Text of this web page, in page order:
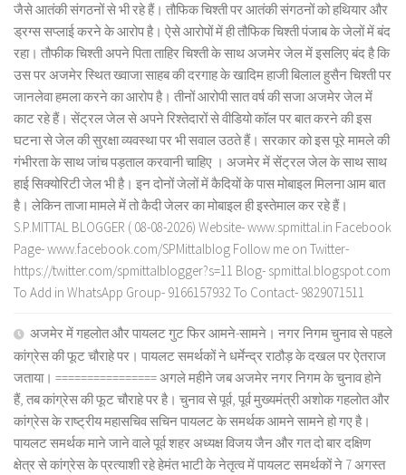
जैसे आतंकी संगठनों से भी रहे हैं। तौफिक चिश्ती पर आतंकी संगठनों को हथियार और
ड्रग्स सप्लाई करने के आरोप है। ऐसे आरोपों में ही तौफिक चिश्ती पंजाब के जेलों में बंद
रहा। तौफीक चिश्ती अपने पिता ताहिर चिश्ती के साथ अजमेर जेल में इसलिए बंद है कि
उस पर अजमेर स्थित ख्वाजा साहब की दरगाह के खादिम हाजी बिलाल हुसैन चिश्ती पर
जानलेवा हमला करने का आरोप है। तीनों आरोपी सात वर्ष की सजा अजमेर जेल में
काट रहे हैं। सेंट्रल जेल से अपने रिश्तेदारों से वीडियो कॉल पर बात करने की इस
घटना से जेल की सुरक्षा व्यवस्था पर भी सवाल उठते हैं। सरकार को इस पूरे मामले की
गंभीरता के साथ जांच पड़ताल करवानी चाहिए । अजमेर में सेंट्रल जेल के साथ साथ
हाई सिक्योरिटी जेल भी है। इन दोनों जेलों में कैदियों के पास मोबाइल मिलना आम बात
है। लेकिन ताजा मामले में तो कैदी जेलर का मोबाइल ही इस्तेमाल कर रहे हैं।
S.P.MITTAL BLOGGER ( 08-08-2026) Website- www.spmittal.in Facebook
Page- www.facebook.com/SPMittalblog Follow me on Twitter-
https://twitter.com/spmittalblogger?s=11 Blog- spmittal.blogspot.com
To Add in WhatsApp Group- 9166157932 To Contact- 9829071511
अजमेर में गहलोत और पायलट गुट फिर आमने-सामने। नगर निगम चुनाव से पहले
कांग्रेस की फूट चौराहे पर। पायलट समर्थकों ने धर्मेन्द्र राठौड़ के दखल पर ऐतराज
जताया। ================ अगले महीने जब अजमेर नगर निगम के चुनाव होने
हैं, तब कांग्रेस की फूट चौराहे पर है। चुनाव से पूर्व, पूर्व मुख्यमंत्री अशोक गहलोत और
कांग्रेस के राष्ट्रीय महासचिव सचिन पायलट के समर्थक आमने सामने हो गए है।
पायलट समर्थक माने जाने वाले पूर्व शहर अध्यक्ष विजय जैन और गत दो बार दक्षिण
क्षेत्र से कांग्रेस के प्रत्याशी रहे हेमंत भाटी के नेतृत्व में पायलट समर्थकों ने 7 अगस्त